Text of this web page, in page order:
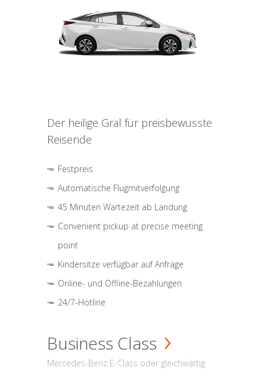
Der heilige Gral für preisbewusste
Reisende
Festpreis
Automatische Flugmitverfolgung
45 Minuten Wartezeit ab Landung
Convenient pickup at precise meeting
point
Kindersitze verfügbar auf Anfrage
Online- und Offline-Bezahlungen
24/7-Hotline
Business Class
Mercedes-Benz E-Class oder gleichwärtig